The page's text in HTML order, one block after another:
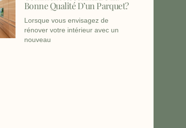
Bonne Qualité D’un Parquet?
Lorsque vous envisagez de
rénover votre intérieur avec un
nouveau